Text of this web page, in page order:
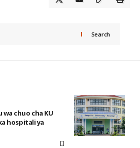
Search
chuo cha KU
hospitali ya